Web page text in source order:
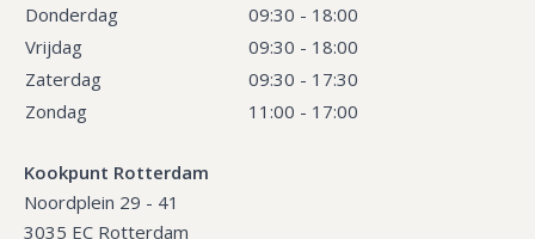
Donderdag
09:30 - 18:00
Vrijdag
09:30 - 18:00
Zaterdag
09:30 - 17:30
Zondag
11:00 - 17:00
Kookpunt Rotterdam
Noordplein 29 - 41
3035 EC Rotterdam